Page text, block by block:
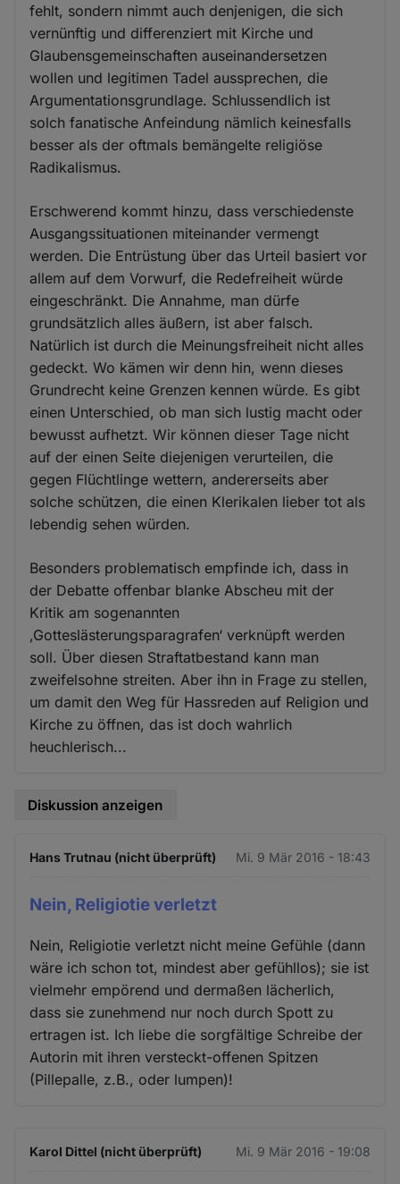
fehlt, sondern nimmt auch denjenigen, die sich
vernünftig und differenziert mit Kirche und
Glaubensgemeinschaften auseinandersetzen
wollen und legitimen Tadel aussprechen, die
Argumentationsgrundlage. Schlussendlich ist
solch fanatische Anfeindung nämlich keinesfalls
besser als der oftmals bemängelte religiöse
Radikalismus.
Erschwerend kommt hinzu, dass verschiedenste
Ausgangssituationen miteinander vermengt
werden. Die Entrüstung über das Urteil basiert vor
allem auf dem Vorwurf, die Redefreiheit würde
eingeschränkt. Die Annahme, man dürfe
grundsätzlich alles äußern, ist aber falsch.
Natürlich ist durch die Meinungsfreiheit nicht alles
gedeckt. Wo kämen wir denn hin, wenn dieses
Grundrecht keine Grenzen kennen würde. Es gibt
einen Unterschied, ob man sich lustig macht oder
bewusst aufhetzt. Wir können dieser Tage nicht
auf der einen Seite diejenigen verurteilen, die
gegen Flüchtlinge wettern, andererseits aber
solche schützen, die einen Klerikalen lieber tot als
lebendig sehen würden.
Besonders problematisch empfinde ich, dass in
der Debatte offenbar blanke Abscheu mit der
Kritik am sogenannten
‚Gotteslästerungsparagrafen‘ verknüpft werden
soll. Über diesen Straftatbestand kann man
zweifelsohne streiten. Aber ihn in Frage zu stellen,
um damit den Weg für Hassreden auf Religion und
Kirche zu öffnen, das ist doch wahrlich
heuchlerisch...
Diskussion anzeigen
Hans Trutnau (nicht überprüft) Mi. 9 Mär 2016 - 18:43
Nein, Religiotie verletzt
Nein, Religiotie verletzt nicht meine Gefühle (dann
wäre ich schon tot, mindest aber gefühllos); sie ist
vielmehr empörend und dermaßen lächerlich,
dass sie zunehmend nur noch durch Spott zu
ertragen ist. Ich liebe die sorgfältige Schreibe der
Autorin mit ihren versteckt-offenen Spitzen
(Pillepalle, z.B., oder lumpen)!
Karol Dittel (nicht überprüft) Mi. 9 Mär 2016 - 19:08